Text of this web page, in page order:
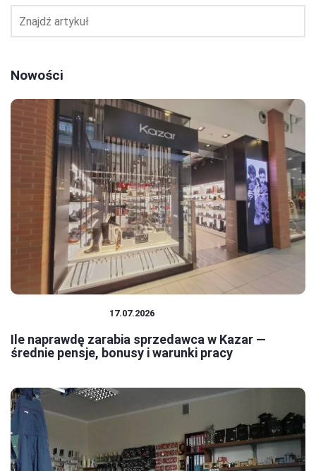
Nowości
17.07.2026
Ile naprawdę zarabia sprzedawca w Kazar —
średnie pensje, bonusy i warunki pracy